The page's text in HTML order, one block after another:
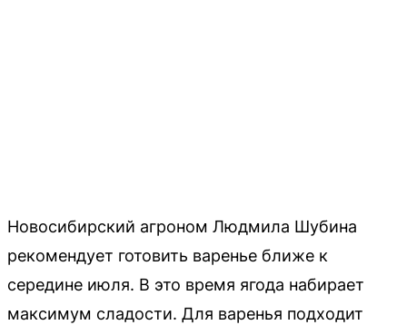
Новосибирский агроном Людмила Шубина
рекомендует готовить варенье ближе к
середине июля. В это время ягода набирает
максимум сладости. Для варенья подходит